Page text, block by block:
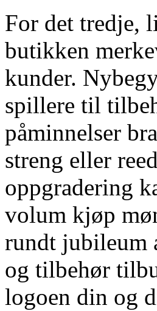
For det tredje,
butikken
kunder.
spillere til
påminnelser
streng eller
oppgradering
volum kjøp
rundt jubileum
og tilbehør
logoen din og